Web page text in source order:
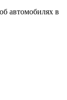
автомобилях в